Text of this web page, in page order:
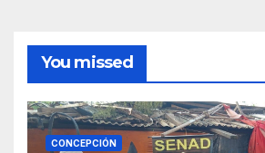
You missed
CONCEPCIÓN